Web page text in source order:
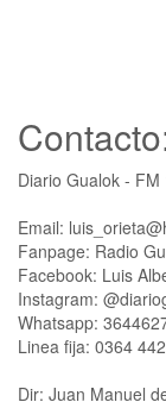
Diario Gualok -
Email:
Fanpage: Radio
Facebook: Luis
Instagram:
Whatsapp:
Linea fija: 0364
Dir: Juan Manuel